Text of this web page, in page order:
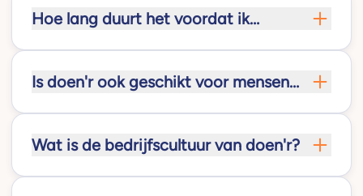
Hoe lang duurt het voordat ik
Is doen'r ook geschikt voor mensen
Wat is de bedrijfscultuur van doen'r?